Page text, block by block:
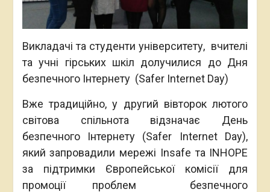
Викладачі та студенти університету, вчителі
та учні гірських шкіл долучилися до Дня
безпечного Інтернету (Safer Internet Day)
Вже традиційно, у другий вівторок лютого
світова спільнота відзначає День
безпечного Інтернету (Safer Internet Day),
який запровадили мережі Insafe та INHOPE
за підтримки Європейської комісії для
промоції проблем безпечного